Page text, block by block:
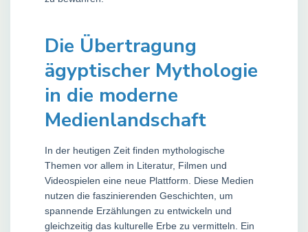
Die Übertragung
ägyptischer Mythologie
in die moderne
Medienlandschaft
In der heutigen Zeit finden mythologische
Themen vor allem in Literatur, Filmen und
Videospielen eine neue Plattform. Diese Medien
nutzen die faszinierenden Geschichten, um
spannende Erzählungen zu entwickeln und
gleichzeitig das kulturelle Erbe zu vermitteln. Ein